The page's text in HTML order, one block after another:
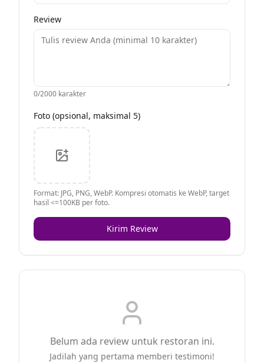
Review
0/2000 karakter
Foto (opsional, maksimal 5)
Format: JPG, PNG, WebP. Kompresi otomatis ke WebP, target
hasil <=100KB per foto.
Kirim Review
Belum ada review untuk restoran ini.
Jadilah yang pertama memberi testimoni!